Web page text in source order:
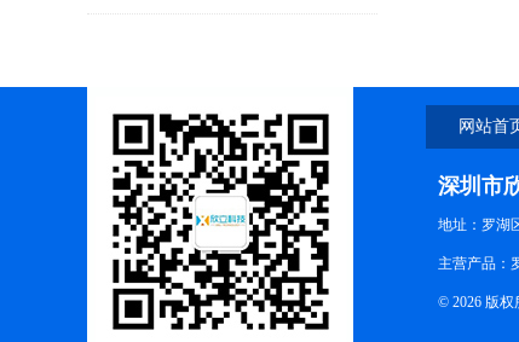
网站首
深圳市
地址：罗湖
主营产品：
© 2026 版权